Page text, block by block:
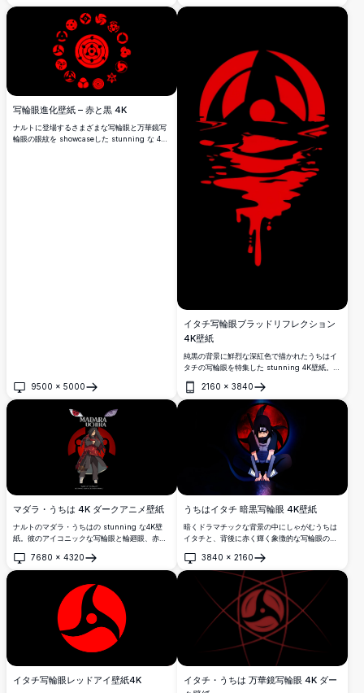
写輪眼進化壁紙 – 赤と黒 4K
ナルトに登場するさまざまな写輪眼と万華鏡写
輪眼の眼紋を showcaseした stunning な 4K
9500 × 5000
開く
イタチ写輪眼ブラッドリフレクション
4K壁紙
純黒の背景に鮮烈な深紅色で描かれたうちはイ
タチの写輪眼を特集した stunning 4K壁紙。ダ
反射エフェクト付き。
2160 × 3840
開く
マダラ・うちは 4K ダークアニメ壁紙
ナルトのマダラ・うちはの stunning な4K壁
紙。彼のアイコニックな写輪眼と輪廻眼、赤い
「現実を直視しろ！何事も計画通りにはいかな
い」をフィーチャー。
7680 × 4320
開く
うちはイタチ 暗黒写輪眼 4K壁紙
暗くドラマチックな背景の中にしゃがむうちは
イタチと、背後に赤く輝く象徴的な写輪眼のシ
度のアニメデスクトップ背景を求めるNARUTO
ファンに最適です。
3840 × 2160
開く
イタチ写輪眼レッドアイ壁紙4K
イタチ・うちは 万華鏡写輪眼 4K ダー